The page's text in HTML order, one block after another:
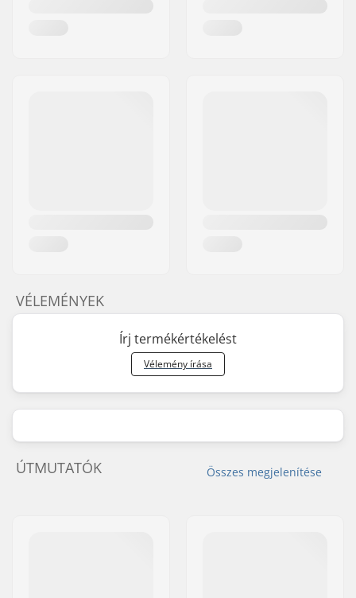
VÉLEMÉNYEK
Írj termékértékelést
Vélemény írása
Összes megjelenítése
ÚTMUTATÓK